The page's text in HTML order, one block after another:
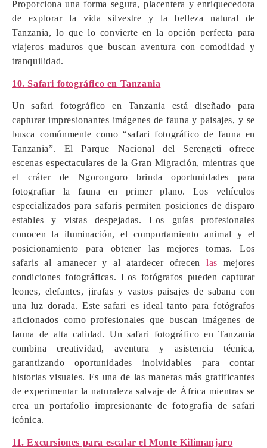
Proporciona una forma segura, placentera y enriquecedora
de explorar la vida silvestre y la belleza natural de
Tanzania, lo que lo convierte en la opción perfecta para
viajeros maduros que buscan aventura con comodidad y
tranquilidad.
10. Safari fotográfico en Tanzania
Un safari fotográfico en Tanzania está diseñado para
capturar impresionantes imágenes de fauna y paisajes, y se
busca comúnmente como “safari fotográfico de fauna en
Tanzania”. El Parque Nacional del Serengeti ofrece
escenas espectaculares de la Gran Migración, mientras que
el cráter de Ngorongoro brinda oportunidades para
fotografiar la fauna en primer plano. Los vehículos
especializados para safaris permiten posiciones de disparo
estables y vistas despejadas. Los guías profesionales
conocen la iluminación, el comportamiento animal y el
posicionamiento para obtener las mejores tomas. Los
safaris al amanecer y al atardecer ofrecen las mejores
condiciones fotográficas. Los fotógrafos pueden capturar
leones, elefantes, jirafas y vastos paisajes de sabana con
una luz dorada. Este safari es ideal tanto para fotógrafos
aficionados como profesionales que buscan imágenes de
fauna de alta calidad. Un safari fotográfico en Tanzania
combina creatividad, aventura y asistencia técnica,
garantizando oportunidades inolvidables para contar
historias visuales. Es una de las maneras más gratificantes
de experimentar la naturaleza salvaje de África mientras se
crea un portafolio impresionante de fotografía de safari
icónica.
11. Excursiones para escalar el Monte Kilimanjaro